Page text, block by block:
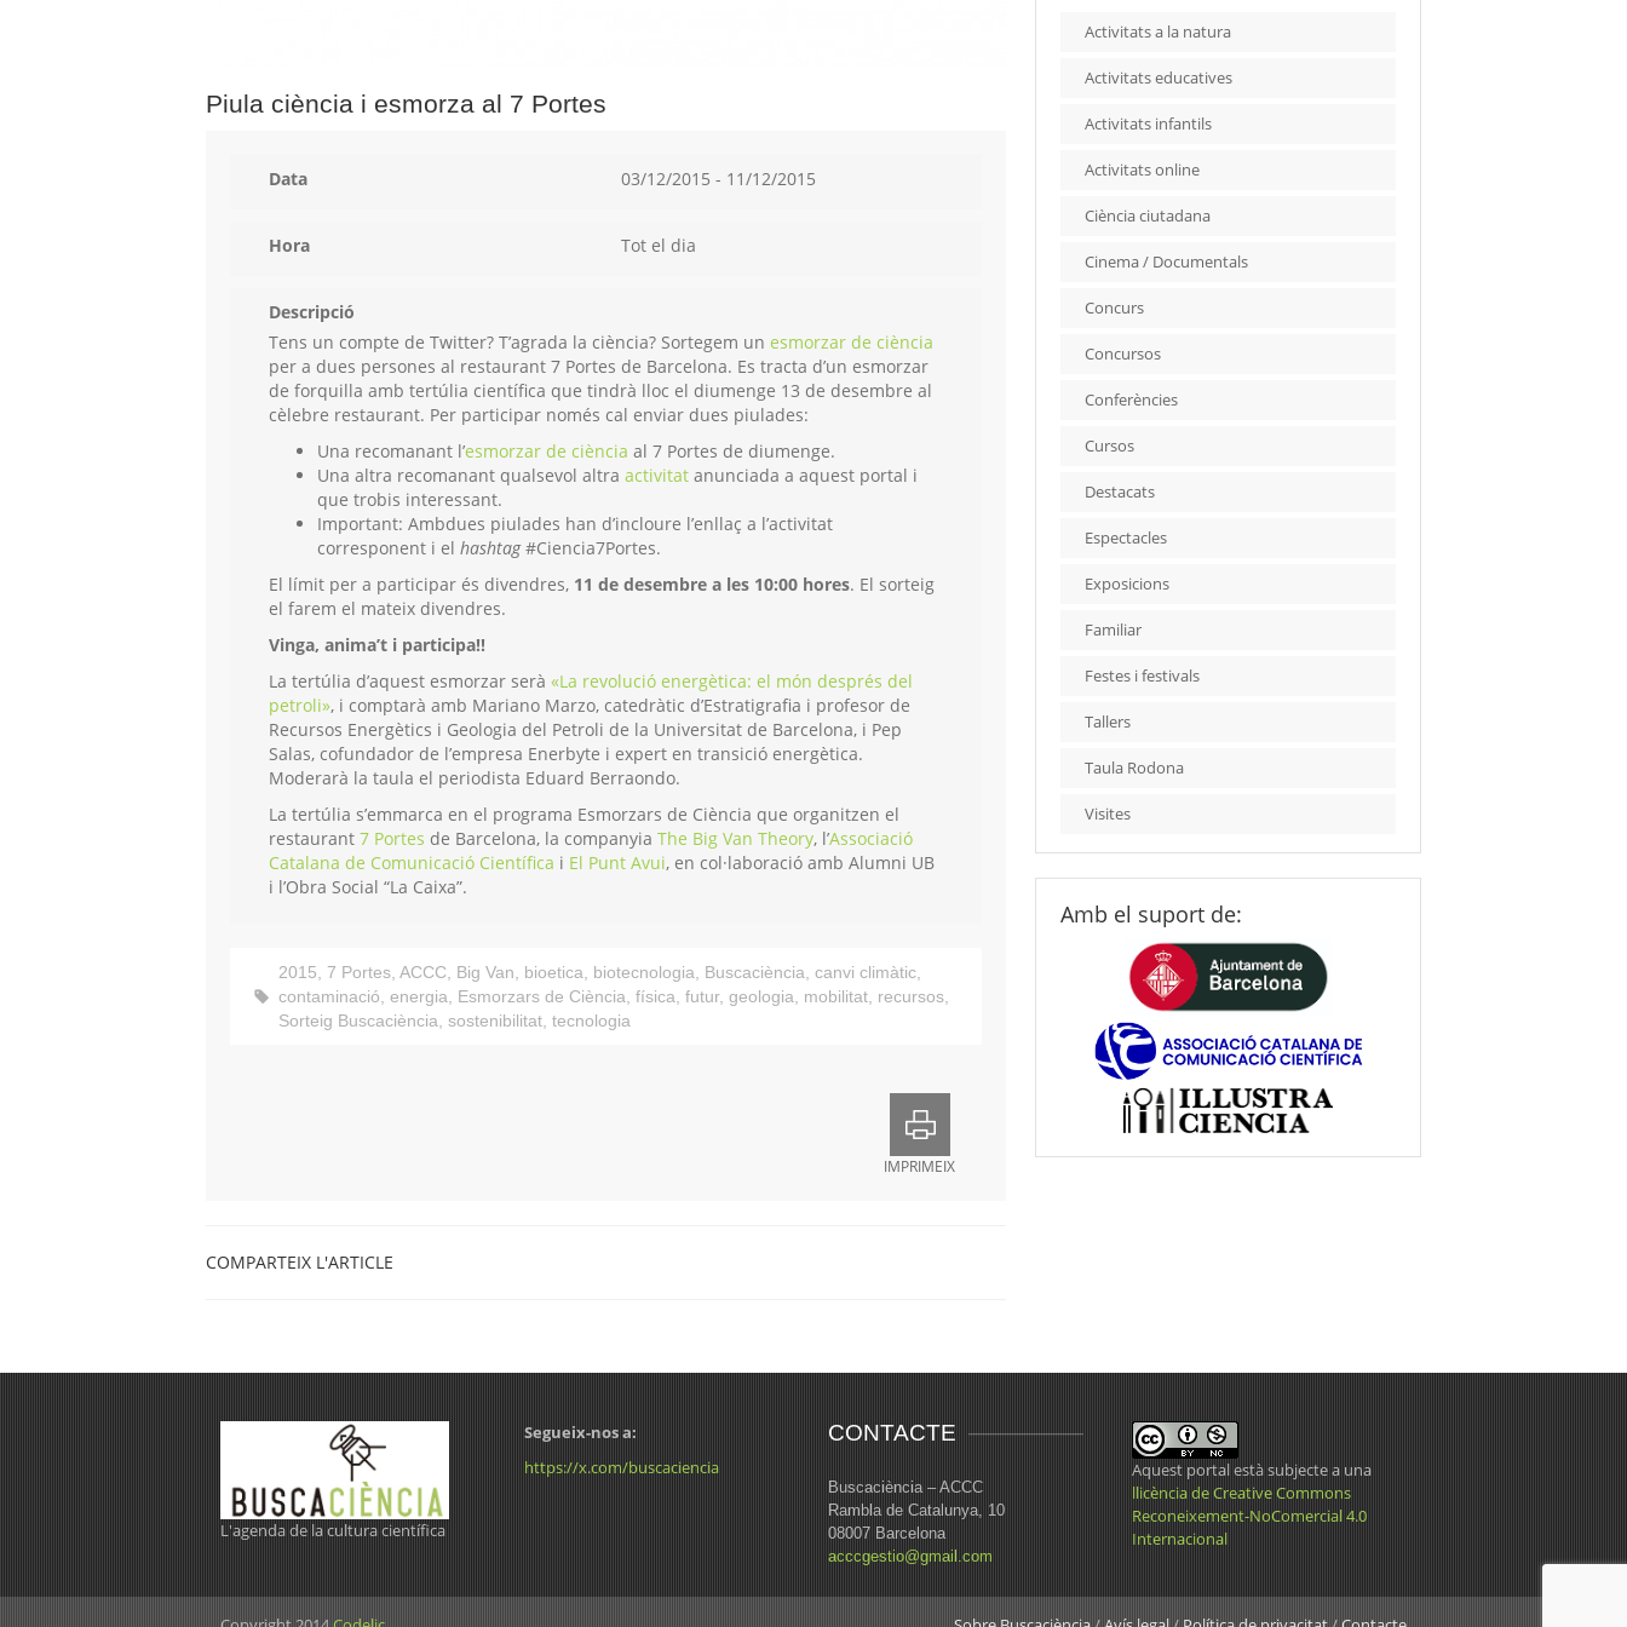
Piula ciència i esmorza al 7 Portes
Data 03/12/2015 - 11/12/2015
Hora Tot el dia
Descripció
Tens un compte de Twitter? T’agrada la ciència? Sortegem un esmorzar de ciència
per a dues persones al restaurant 7 Portes de Barcelona. Es tracta d’un esmorzar
de forquilla amb tertúlia científica que tindrà lloc el diumenge 13 de desembre al
cèlebre restaurant. Per participar només cal enviar dues piulades:
Una recomanant l’esmorzar de ciència al 7 Portes de diumenge.
Una altra recomanant qualsevol altra activitat anunciada a aquest portal i
que trobis interessant.
Important: Ambdues piulades han d’incloure l’enllaç a l’activitat
corresponent i el hashtag#Ciencia7Portes.
El límit per a participar és divendres, 11 de desembre a les 10:00 hores. El sorteig
el farem el mateix divendres.
Vinga, anima’t i participa!!
La tertúlia d’aquest esmorzar serà «La revolució energètica: el món després del
petroli», i comptarà amb Mariano Marzo, catedràtic d’Estratigrafia i profesor de
Recursos Energètics i Geologia del Petroli de la Universitat de Barcelona, i Pep
Salas, cofundador de l’empresa Enerbyte i expert en transició energètica.
Moderarà la taula el periodista Eduard Berraondo.
La tertúlia s’emmarca en el programa Esmorzars de Ciència que organitzen el
restaurant 7 Portes de Barcelona, la companyia The Big Van Theory, l’Associació
Catalana de Comunicació Científica i El Punt Avui, en col·laboració amb Alumni UB
i l’Obra Social “La Caixa”.
2015, 7 Portes, ACCC, Big Van, bioetica, biotecnologia, Buscaciència, canvi climàtic,
contaminació, energia, Esmorzars de Ciència, física, futur, geologia, mobilitat, recursos,
Sorteig Buscaciència, sostenibilitat, tecnologia
IMPRIMEIX
COMPARTEIX L'ARTICLE
Activitats a la natura
Activitats educatives
Activitats infantils
Activitats online
Ciència ciutadana
Cinema / Documentals
Concurs
Concursos
Conferències
Cursos
Destacats
Espectacles
Exposicions
Familiar
Festes i festivals
Tallers
Taula Rodona
Visites
Amb el suport de:
L'agenda de la cultura científica
Segueix-nos a:
https://x.com/buscaciencia
CONTACTE
Buscaciència – ACCC
Rambla de Catalunya, 10
08007 Barcelona
acccgestio@gmail.com
Aquest portal està subjecte a una
llicència de Creative Commons
Reconeixement-NoComercial 4.0
Internacional